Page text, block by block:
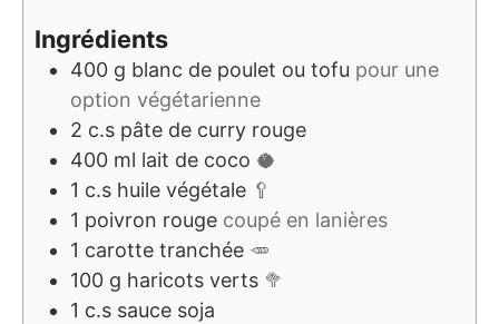
Ingrédients
400 g blanc de poulet ou tofu pour une
option végétarienne
2 c.s pâte de curry rouge
400 ml lait de coco 🥥
1 c.s huile végétale 🥄
1 poivron rouge coupé en lanières
1 carotte tranchée 🥕
100 g haricots verts 🥦
1 c.s sauce soja